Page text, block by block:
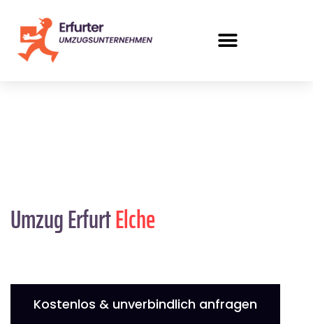
Umzug ErfurtElche
Kostenlos & unverbindlich anfragen